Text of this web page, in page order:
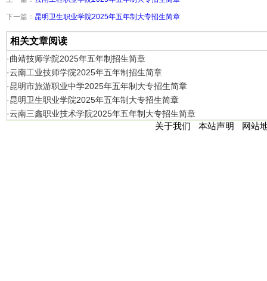
下一篇： 昆明卫生职业学院2025年五年制大专招生简章
相关文章阅读
·曲靖技师学院2025年五年制招生简章
·云南工业技师学院2025年五年制招生简章
·昆明市旅游职业中学2025年五年制大专招生简章
·昆明卫生职业学院2025年五年制大专招生简章
·云南三鑫职业技术学院2025年五年制大专招生简章
关于我们 本站声明 网站